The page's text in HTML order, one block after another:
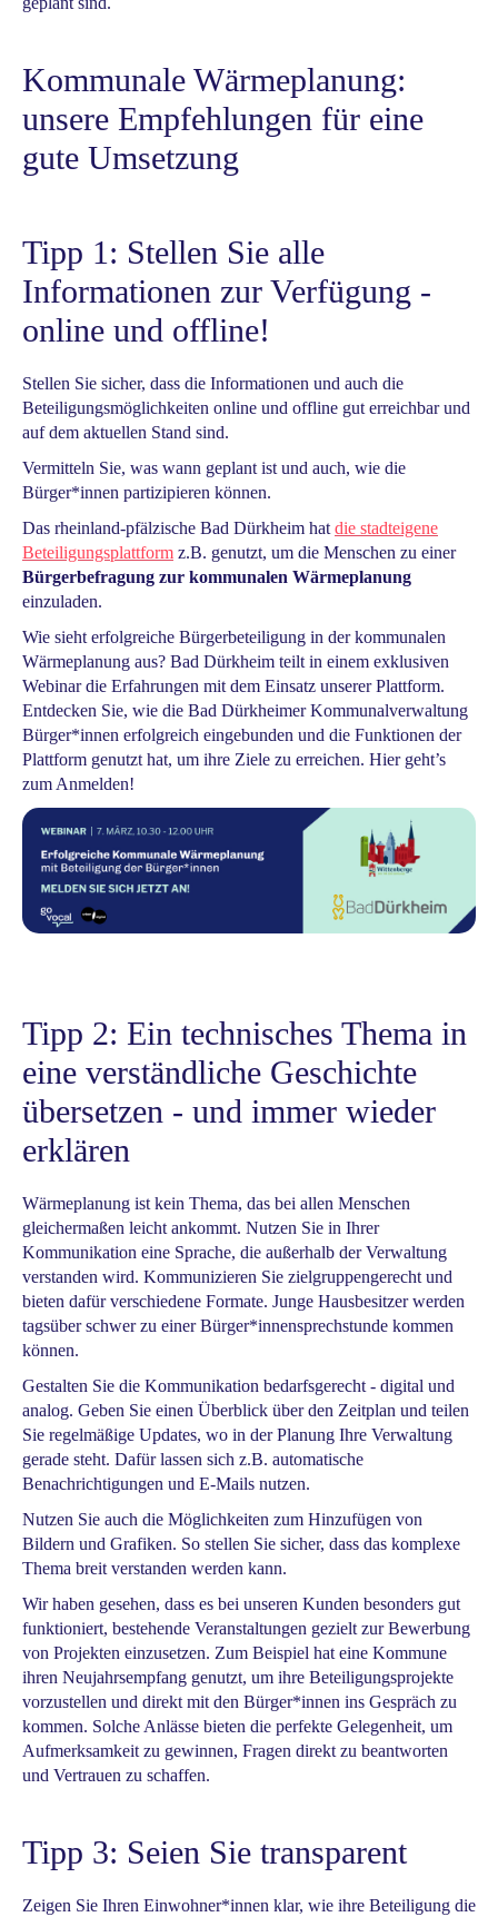
Kommunale Wärmeplanung:
unsere Empfehlungen für eine
gute Umsetzung
Tipp 1: Stellen Sie alle
Informationen zur Verfügung -
online und offline!
Stellen Sie sicher, dass die Informationen und auch die
Beteiligungsmöglichkeiten online und offline gut erreichbar und
auf dem aktuellen Stand sind.
Vermitteln Sie, was wann geplant ist und auch, wie die
Bürger*innen partizipieren können.
Das rheinland-pfälzische Bad Dürkheim hat die stadteigene
Beteiligungsplattform z.B. genutzt, um die Menschen zu einer
Bürgerbefragung zur kommunalen Wärmeplanung
einzuladen.
Wie sieht erfolgreiche Bürgerbeteiligung in der kommunalen
Wärmeplanung aus? Bad Dürkheim teilt in einem exklusiven
Webinar die Erfahrungen mit dem Einsatz unserer Plattform.
Entdecken Sie, wie die Bad Dürkheimer Kommunalverwaltung
Bürger*innen erfolgreich eingebunden und die Funktionen der
Plattform genutzt hat, um ihre Ziele zu erreichen. Hier geht’s
zum Anmelden!
Tipp 2: Ein technisches Thema in
eine verständliche Geschichte
übersetzen - und immer wieder
erklären
Wärmeplanung ist kein Thema, das bei allen Menschen
gleichermaßen leicht ankommt. Nutzen Sie in Ihrer
Kommunikation eine Sprache, die außerhalb der Verwaltung
verstanden wird. Kommunizieren Sie zielgruppengerecht und
bieten dafür verschiedene Formate. Junge Hausbesitzer werden
tagsüber schwer zu einer Bürger*innensprechstunde kommen
können.
Gestalten Sie die Kommunikation bedarfsgerecht - digital und
analog. Geben Sie einen Überblick über den Zeitplan und teilen
Sie regelmäßige Updates, wo in der Planung Ihre Verwaltung
gerade steht. Dafür lassen sich z.B. automatische
Benachrichtigungen und E-Mails nutzen.
Nutzen Sie auch die Möglichkeiten zum Hinzufügen von
Bildern und Grafiken. So stellen Sie sicher, dass das komplexe
Thema breit verstanden werden kann.
Wir haben gesehen, dass es bei unseren Kunden besonders gut
funktioniert, bestehende Veranstaltungen gezielt zur Bewerbung
von Projekten einzusetzen. Zum Beispiel hat eine Kommune
ihren Neujahrsempfang genutzt, um ihre Beteiligungsprojekte
vorzustellen und direkt mit den Bürger*innen ins Gespräch zu
kommen. Solche Anlässe bieten die perfekte Gelegenheit, um
Aufmerksamkeit zu gewinnen, Fragen direkt zu beantworten
und Vertrauen zu schaffen.
Tipp 3: Seien Sie transparent
Zeigen Sie Ihren Einwohner*innen klar, wie ihre Beteiligung die